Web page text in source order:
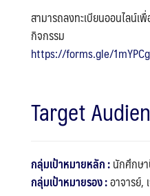
สามารถลงทะเบียนออนไลน์เ
กิจกรรม
https://forms.gle/
Target
กลุ่มเป้าหมายหลัก :นักศึกษ
กลุ่มเป้าหมายรอง :อาจารย์,